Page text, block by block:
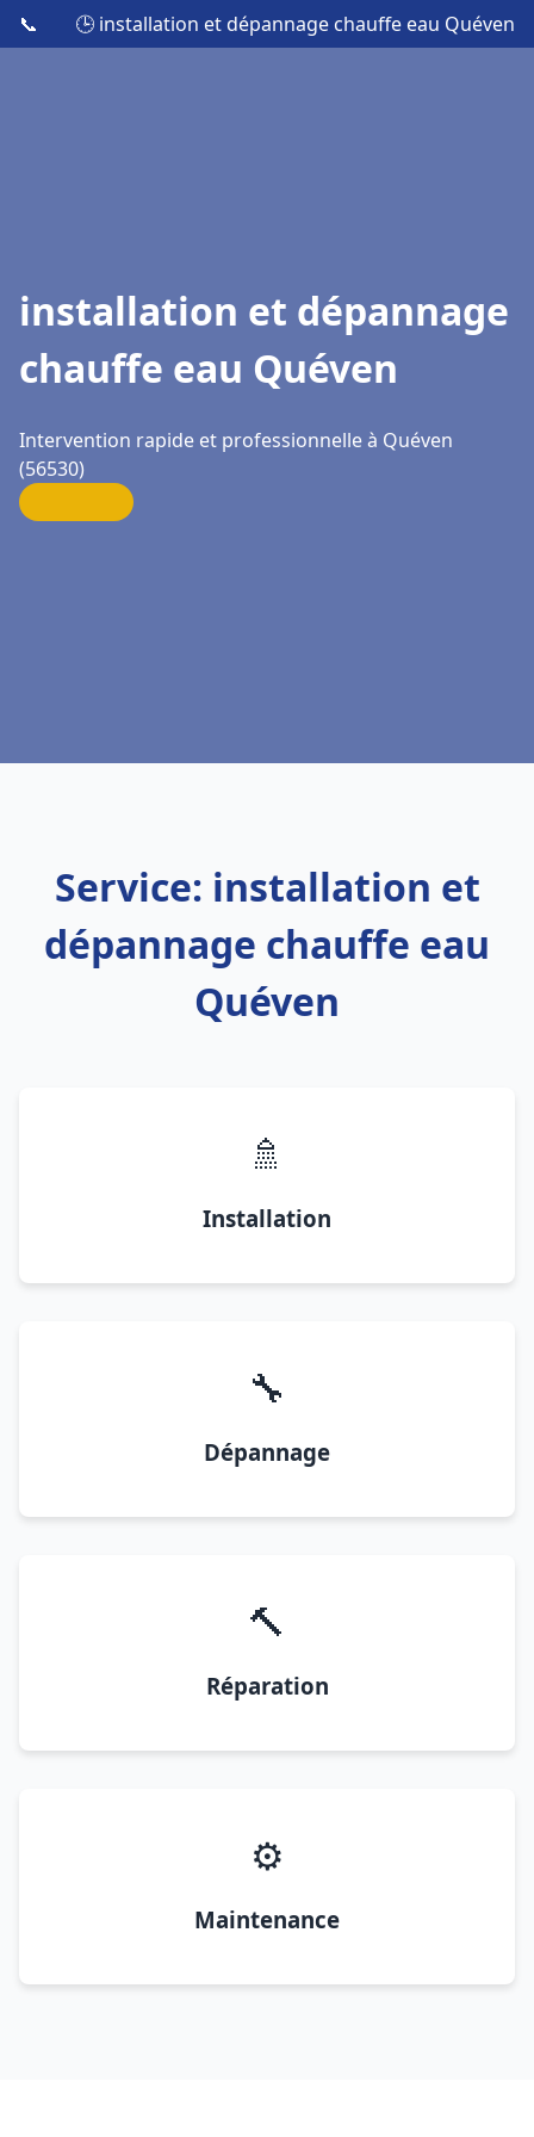
📞 🕒 installation et dépannage chauffe eau Quéven
installation et dépannage
chauffe eau Quéven
Intervention rapide et professionnelle à Quéven
(56530)
Service: installation et
dépannage chauffe eau
Quéven
🚿
Installation
🔧
Dépannage
🔨
Réparation
⚙️
Maintenance